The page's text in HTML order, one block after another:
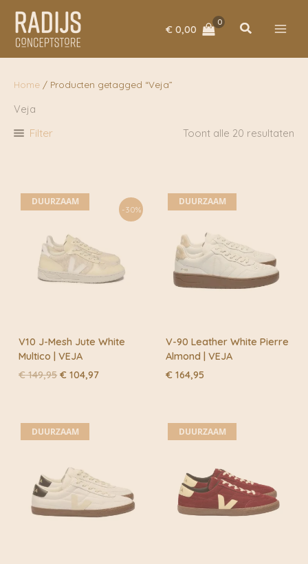
naar
inhoud
€ 0,00 Zoeken
Home / Producten getagged “Veja”
Veja
Filter Toont alle 20 resultaten
-30%
DUURZAAM
V10 J-Mesh Jute White
Multico | VEJA
€149,95 Oorspronkelijke
€ 104,97Huidige
DUURZAAM
V-90 Leather White Pierre
Almond | VEJA
€ 164,95
DUURZAAM DUURZAAM